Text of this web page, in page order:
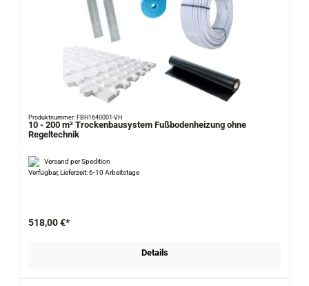
Produktnummer: FBH1640001-VH
10 - 200 m² Trockenbausystem Fußbodenheizung ohne
Regeltechnik
Versand per Spedition
Verfügbar, Lieferzeit: 6-10 Arbeitstage
518,00 €*
Details